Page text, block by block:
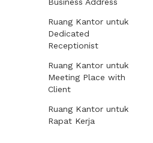
Ruang Kantor untuk
Dedicated
Receptionist
Ruang Kantor untuk
Meeting Place with
Client
Ruang Kantor untuk
Rapat Kerja